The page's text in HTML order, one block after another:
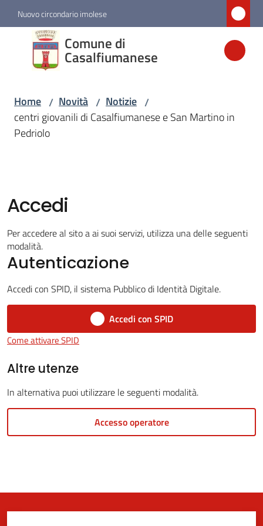
Vai al contenuto
Vai alla navigazione
Vai al footer
Nuovo circondario imolese
Comune di
Casalfiumanese
Comune di
Casalfiumanese
Amministrazione
Casalfiumanese
on-
gli
Home / Novità / Notizie /
centri giovanili di Casalfiumanese e San Martino in
Pedriolo
Accedi
Per accedere al sito a ai suoi servizi, utilizza una delle seguenti
modalità.
Autenticazione
Accedi con SPID, il sistema Pubblico di Identità Digitale.
Accedi con SPID
Come attivare SPID
Altre utenze
In alternativa puoi utilizzare le seguenti modalità.
Accesso operatore